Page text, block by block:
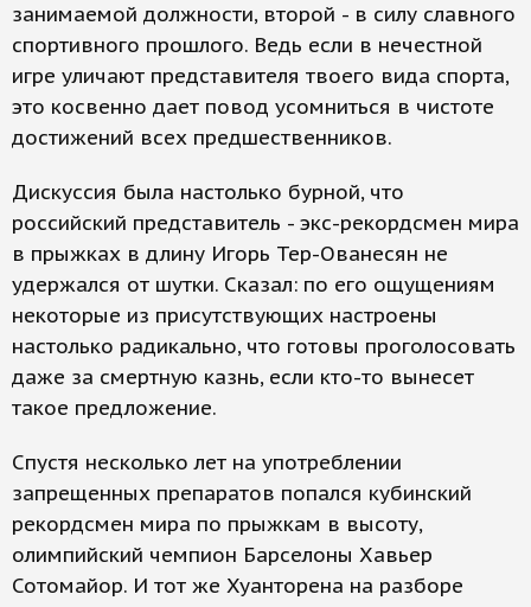
занимаемой должности, второй - в силу славного
спортивного прошлого. Ведь если в нечестной
игре уличают представителя твоего вида спорта,
это косвенно дает повод усомниться в чистоте
достижений всех предшественников.
Дискуссия была настолько бурной, что
российский представитель - экс-рекордсмен мира
в прыжках в длину Игорь Тер-Ованесян не
удержался от шутки. Сказал: по его ощущениям
некоторые из присутствующих настроены
настолько радикально, что готовы проголосовать
даже за смертную казнь, если кто-то вынесет
такое предложение.
Спустя несколько лет на употреблении
запрещенных препаратов попался кубинский
рекордсмен мира по прыжкам в высоту,
олимпийский чемпион Барселоны Хавьер
Сотомайор. И тот же Хуанторена на разборе